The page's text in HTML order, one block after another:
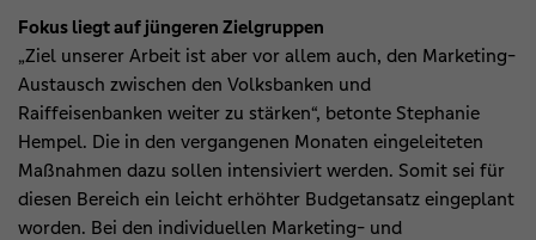
Fokus liegt auf jüngeren Zielgruppen
„Ziel unserer Arbeit ist aber vor allem auch, den Marketing-
Austausch zwischen den Volksbanken und
Raiffeisenbanken weiter zu stärken“, betonte Stephanie
Hempel. Die in den vergangenen Monaten eingeleiteten
Maßnahmen dazu sollen intensiviert werden. Somit sei für
diesen Bereich ein leicht erhöhter Budgetansatz eingeplant
worden. Bei den individuellen Marketing- und